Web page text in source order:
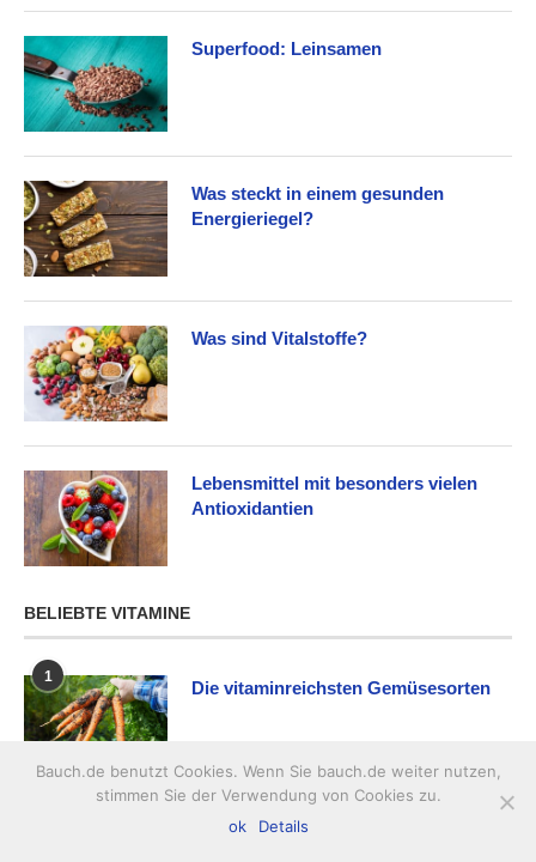
Superfood: Leinsamen
Was steckt in einem gesunden
Energieriegel?
Was sind Vitalstoffe?
Lebensmittel mit besonders vielen
Antioxidantien
BELIEBTE VITAMINE
1
Die vitaminreichsten Gemüsesorten
Vitamin B1
Bauch.de benutzt Cookies. Wenn Sie bauch.de weiter nutzen,
stimmen Sie der Verwendung von Cookies zu.
ok
Details